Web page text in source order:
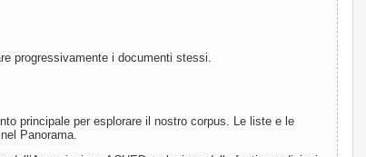
progressivamente i documenti stessi.
principale per esplorare il nostro corpus. Le liste e le
Panorama.